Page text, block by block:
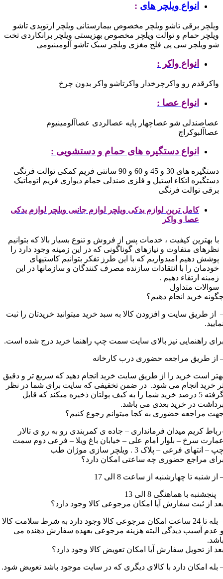
انواع ویلچر های :
ویلچر برقی تاشو ویلچر مخصوص بیمارستانی ویلچر ارتوپدی تاشو
ویلچر حمام و توالت ویلچر مخصوص بهزیستی ویلچر برانکاردی تخت
شو ویلچر سی پی فلج مغزی ویلچر سبک تاشو آلومینیومی
انواع واکر :
واکرقدم رو واکرچرخدار واکرتاشو واکر بدون چرخ
انواع عصا :
عصاصندلی شو عصاچهار پایه عصالردی عصاآلومینیوم
عصاآلبوکراچ
انواع دستگیره های حمام و دستشویی :
دستگیره های 30 و 45 و 60 و 90 سانتی
فریم کمکی توالت فرنگی
دستگیره اتکاء استیل و فلزی صندلی حمام دیواری فریم اتوماتیک
برقی توالت فرنگی
کامل ترین لوازم یدکی ویلچر لوازم جانبی ویلچر لوازم یدکی
عصا و واکر
با بهترین کیفیت ، خدمات پس از فروش و تنوع بسیار بالا که بتوانیم
نظرهای متفاوت و نیازهای گوناگونی که در این زمینه وجود دارد را
پوشش دهیم
امیدواریم که با این طرز تفکر بتوانیم کاستیهای
خودمان را با انتقادات سازنده مصرف کنندگان و سازمانها در این
زمینه ارتقاء دهیم .
سوالات متداول
خرید انجام دهیم؟
از طریق سایت و افزودن کالا به سبد خرید میتوانید خریدتان را ثبت
راهنمایی نیز بالای سایت سمت چپ راهنما خرید درج شده است.
از طریق مراجعه حضوری درب کارخانه
است خرید را از طریق سایت خرید انجام دهید که سریع تر و دقیق
خرید انجام می شود. در ضمن تخفیفی که سایت برای شما در نظر
گرفته 5 درصد خرید شما را به کیف پولتان ذخیره میکند که قابل
در خرید بعدی می باشد.
مراجعه حضوری به کجا میتوانم رجوع کنیم؟
رباط کریم میدان فرمانداری – جاده ی کمربندی رو به رو ی تالار
سرخ – بلوار امام علی – خیابان باغ ویلا – فرعی دوم سمت
– انتهای فرعی – پلاک 3 . ویلچر سازی موژان طب
مراجع حضوری چه ساعتی امکان دارد؟
از شنبه تا چهارشنبه از ساعت 8 الی 17
با هماهنگی 8 الی 13
از ثبت سفارش آیا امکان مرجوعی کالا وجود دارد؟
– بله تا 24 ساعت امکان مرجوعی کالا وجود دارد به شرط سلامت کالا
عدم آسیب دیدگی البته هزینه مرجوعی بعهده سفارش دهنده می
از تحویل سفارش آیا امکان تعویض کالا وجود دارد؟
بله امکان دارد با کالای دیگری که در سایت موجود باشد تعویض شود.